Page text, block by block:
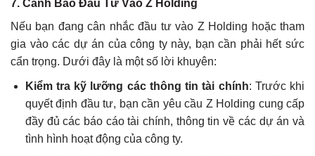
7. Cảnh Báo Đầu Tư Vào Z Holding
Nếu bạn đang cân nhắc đầu tư vào Z Holding hoặc tham
gia vào các dự án của công ty này, bạn cần phải hết sức
cẩn trọng. Dưới đây là một số lời khuyên:
Kiểm tra kỹ lưỡng các thông tin tài chính: Trước khi
quyết định đầu tư, bạn cần yêu cầu Z Holding cung cấp
đầy đủ các báo cáo tài chính, thông tin về các dự án và
tình hình hoạt động của công ty.